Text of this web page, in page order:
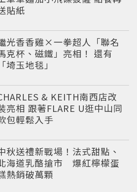
貼紙
光香香雞×一拳超人「聯名
克杯、磁鐵」亮相！ 還有
「埼玉地毯」
& KEITH南西店改
亮相 跟著FLARE U逛中山同
包輕鬆入手
秋送禮新戰場！法式甜點、
海道乳酪搶市 爆紅檸檬蛋
熱銷破萬顆